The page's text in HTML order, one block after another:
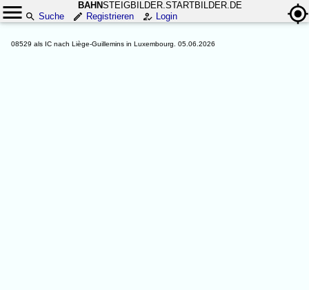
BAHNSTEIGBILDER.STARTBILDER.DE
Suche
Registrieren Login
08529 als IC nach Liège-Guillemins in Luxembourg. 05.06.2026